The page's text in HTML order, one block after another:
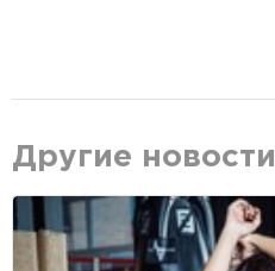
Другие новости